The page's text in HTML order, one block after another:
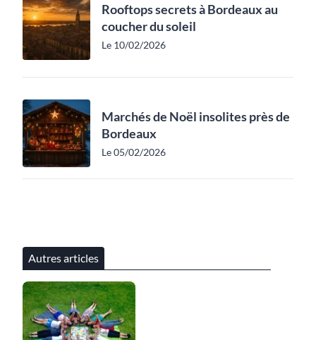
Rooftops secrets à Bordeaux au
coucher du soleil
Le 10/02/2026
Marchés de Noël insolites près de
Bordeaux
Le 05/02/2026
Autres articles